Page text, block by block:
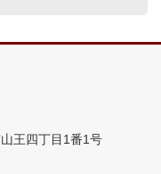
王四丁目1番1号